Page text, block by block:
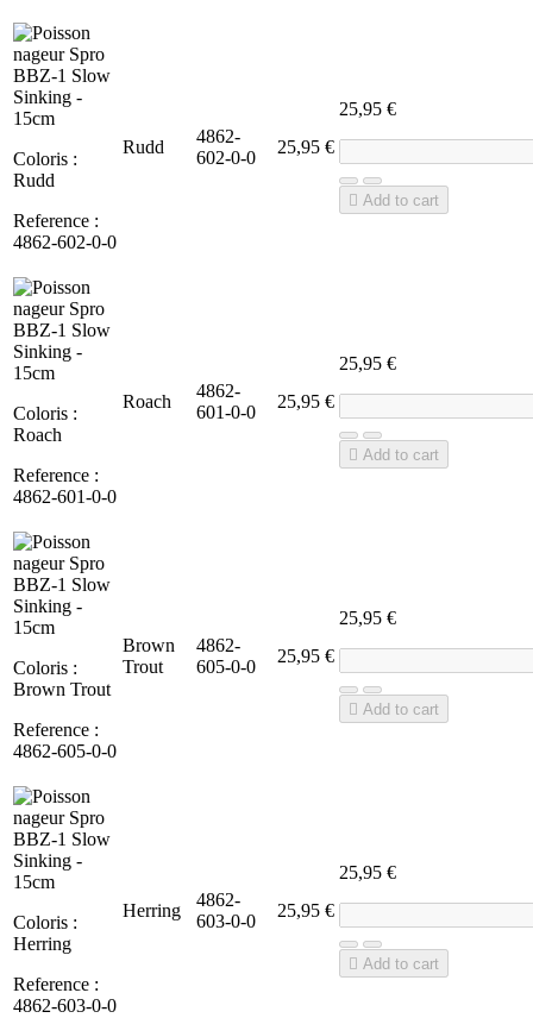
Coloris :
Rudd
Reference :
4862-602-0-0
Rudd
4862-
602-0-0
25,95 €
25,95 €
 Add to cart
Coloris :
Roach
Reference :
4862-601-0-0
Roach
4862-
601-0-0
25,95 €
25,95 €
 Add to cart
Coloris :
Brown Trout
Reference :
4862-605-0-0
Brown
Trout
4862-
605-0-0
25,95 €
25,95 €
 Add to cart
Coloris :
Herring
Reference :
4862-603-0-0
Herring
4862-
603-0-0
25,95 €
25,95 €
 Add to cart